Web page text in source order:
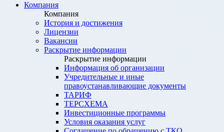
Компания
Компания
История и достижения
Лицензии
Вакансии
Раскрытие информации
Раскрытие информации
Информация об организации
Учредительные и иные
правоустанавливающие документы
ТАРИФ
ТЕРСХЕМА
Инвестиционные программы
Условия оказания услуг